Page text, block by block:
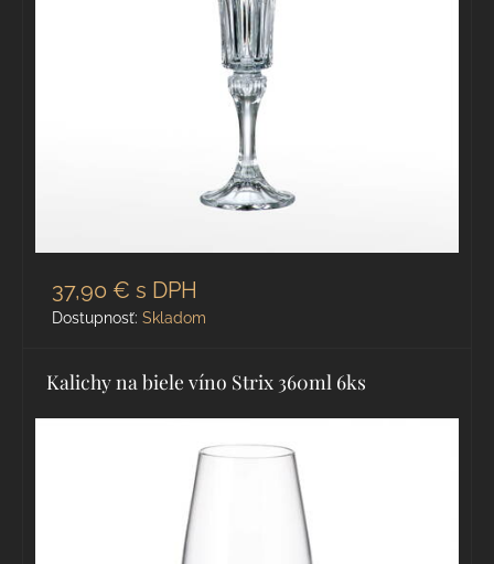
37,90 € s DPH
Dostupnosť: Skladom
Kalichy na biele víno Strix 360ml 6ks